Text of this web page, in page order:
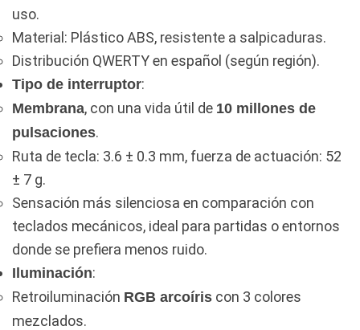
uso.
Material: Plástico ABS, resistente a salpicaduras.
Distribución QWERTY en español (según región).
Tipo de interruptor:
Membrana, con una vida útil de 10 millones de
pulsaciones.
Ruta de tecla: 3.6 ± 0.3 mm, fuerza de actuación: 52
± 7 g.
Sensación más silenciosa en comparación con
teclados mecánicos, ideal para partidas o entornos
donde se prefiera menos ruido.
Iluminación:
Retroiluminación RGB arcoíris con 3 colores
mezclados.